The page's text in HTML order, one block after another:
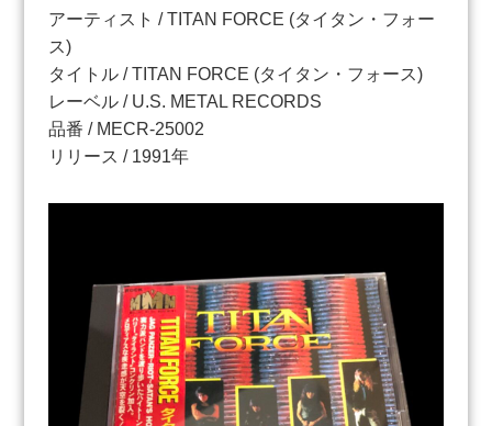
アーティスト / TITAN FORCE (タイタン・フォー
ス)
タイトル / TITAN FORCE (タイタン・フォース)
レーベル / U.S. METAL RECORDS
品番 / MECR-25002
リリース / 1991年